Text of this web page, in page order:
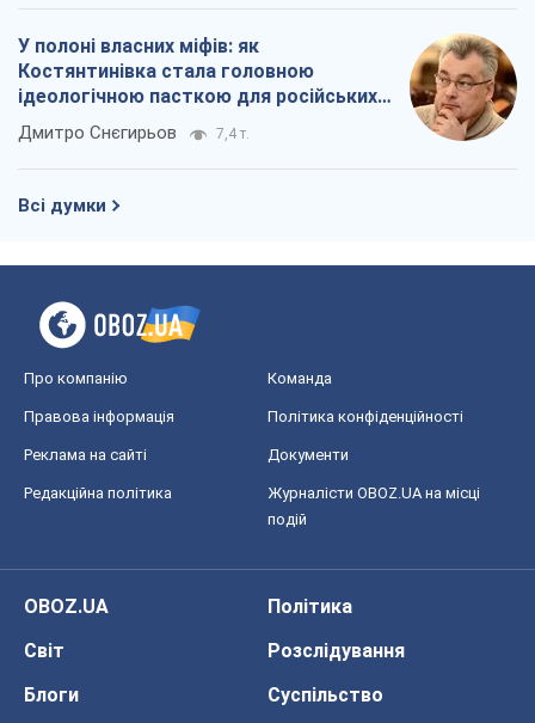
У полоні власних міфів: як
Костянтинівка стала головною
ідеологічною пасткою для російських
окупантів
Дмитро Снєгирьов 7,4 т.
Всі думки
Про компанію Команда
Правова інформація Політика конфіденційності
Реклама на сайті Документи
Редакційна політика
Журналісти OBOZ.UA на місці
подій
OBOZ.UA
Політика
Світ
Розслідування
Блоги
Суспільство